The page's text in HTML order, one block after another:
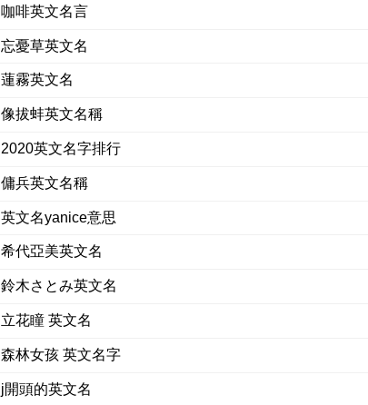
咖啡英文名言
忘憂草英文名
蓮霧英文名
像拔蚌英文名稱
2020英文名字排行
傭兵英文名稱
英文名yanice意思
希代亞美英文名
鈴木さとみ英文名
立花瞳 英文名
森林女孩 英文名字
j開頭的英文名